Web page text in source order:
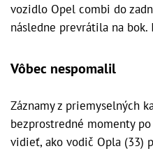
vozidlo Opel combi do
následne prevrátila na
Vôbec nespomalil
Záznamy z priemyselných
bezprostredné momenty
vidieť, ako vodič Opla (33)